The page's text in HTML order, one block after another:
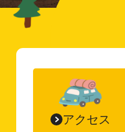
アクセス